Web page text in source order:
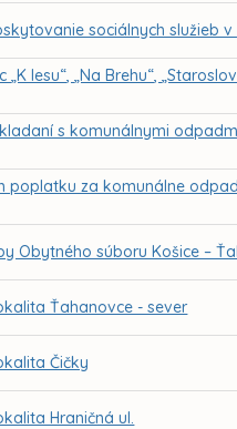
sociálnych služieb
lesu“, „Na Brehu“,
s komunálnymi
poplatku za komunálne
Obytného súboru Košice –
Ťahanovce - sever
Čičky
Hraničná ul.